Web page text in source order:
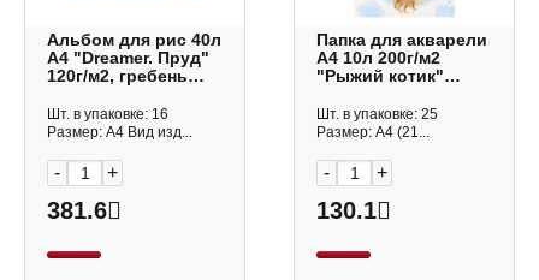
Альбом для рис 40л
А4 "Dreamer. Пруд"
120г/м2, гребень
Шт. в упаковке: 16
Размер: А4 Вид изд...
- +
381.6
Папка для акварели
А4 10л 200г/м2
"Рыжий котик"
Hatber
Шт. в упаковке: 25
Размер: А4 (21...
- +
130.1